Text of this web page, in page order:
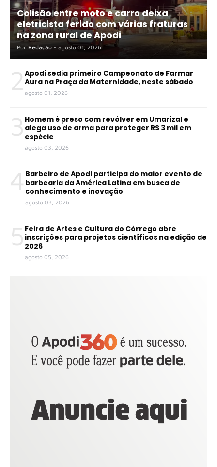
Colisão entre moto e carro deixa
eletricista ferido com várias fraturas
na zona rural de Apodi
Por Redação • agosto 01, 2026
2 Apodi sedia primeiro Campeonato de Farmar
Aura na Praça da Maternidade, neste sábado
agosto 01, 2026
3 Homem é preso com revólver em Umarizal e
alega uso de arma para proteger R$ 3 mil em
espécie
agosto 03, 2026
4 Barbeiro de Apodi participa do maior evento de
barbearia da América Latina em busca de
conhecimento e inovação
agosto 03, 2026
5 Feira de Artes e Cultura do Córrego abre
inscrições para projetos científicos na edição de
2026
agosto 05, 2026